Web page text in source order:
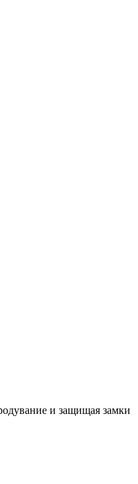
и защищая замки